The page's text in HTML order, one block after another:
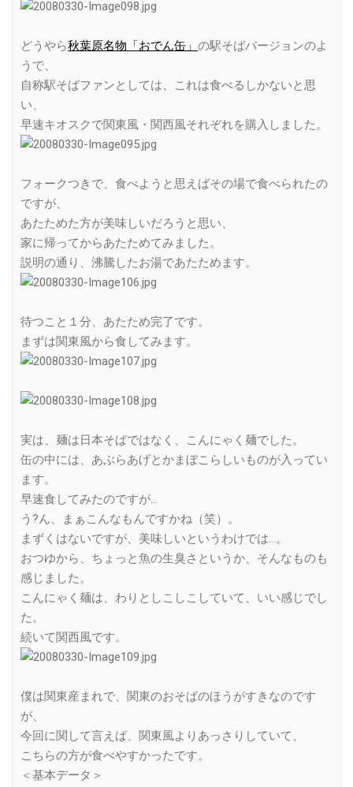
どうやら秋葉原名物「おでん缶」 の駅そばバージョンのよ
うで、
自称駅そばファンとしては、これは食べるしかないと思
い、
早速キオスクで関東風・関西風それぞれを購入しました。
フォークつきで、食べようと思えばその場で食べられたの
ですが、
あたためた方が美味しいだろうと思い、
家に帰ってからあたためてみました。
説明の通り、沸騰したお湯であたためます。
待つこと１分、あたため完了です。
まずは関東風から食してみます。
実は、麺は日本そばではなく、こんにゃく麺でした。
缶の中には、あぶらあげとかまぼこらしいものが入ってい
ます。
早速食してみたのですが…
う?ん、まぁこんなもんですかね（笑）。
まずくはないですが、美味しいというわけでは…。
おつゆから、ちょっと魚の生臭さというか、そんなものも
感じました。
こんにゃく麺は、わりとしこしこしていて、いい感じでし
た。
続いて関西風です。
僕は関東産まれで、関東のおそばのほうがすきなのです
が、
今回に関して言えば、関東風よりあっさりしていて、
こちらの方が食べやすかったです。
＜基本データ＞